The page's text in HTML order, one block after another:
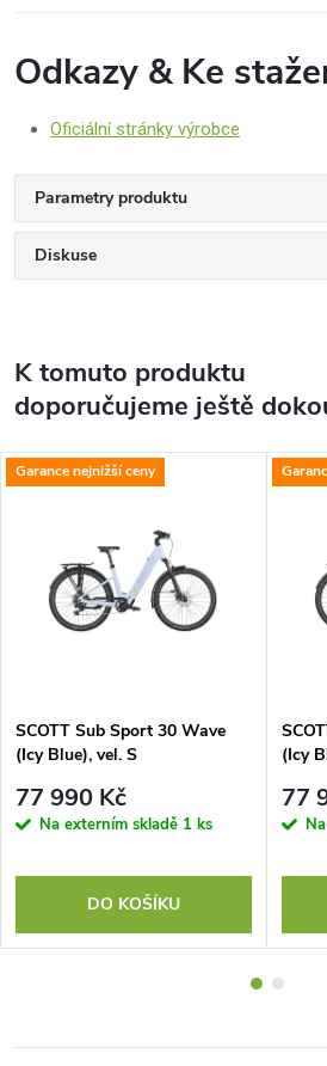
Odkazy & Ke
Oficiální stránky výrobce
Parametry produktu
Diskuse
K tomuto produktu
doporučujeme ještě
Garance nejnižší ceny
SCOTT Sub Sport 30 Wave
(Icy Blue), vel. S
77 990 Kč
Na externím skladě 1 ks
DO KOŠÍKU
(Icy
77